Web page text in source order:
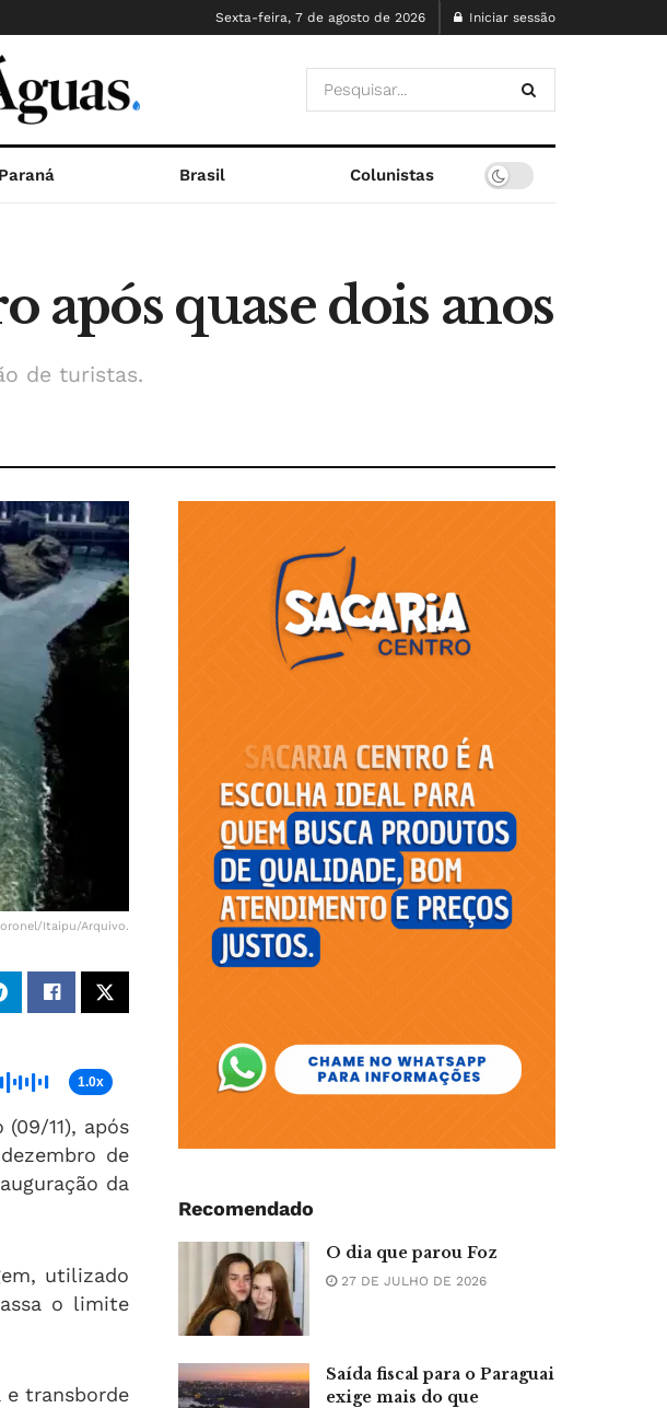
Sexta-feira, 7 de agosto de 2026 Iniciar sessão
Paraná Brasil Colunistas
após quase dois anos
de turistas.
Itaipu/Arquivo.
1.0x
11), após
de
da
utilizado
o limite
e transborde
Recomendado
O dia que parou Foz
27 DE JULHO DE 2026
Saída fiscal para o Paraguai
exige mais do que